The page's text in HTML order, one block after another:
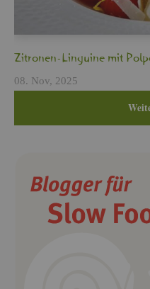
Zi­tro­nen-Lin­gui­ne mit
08. Nov, 2025